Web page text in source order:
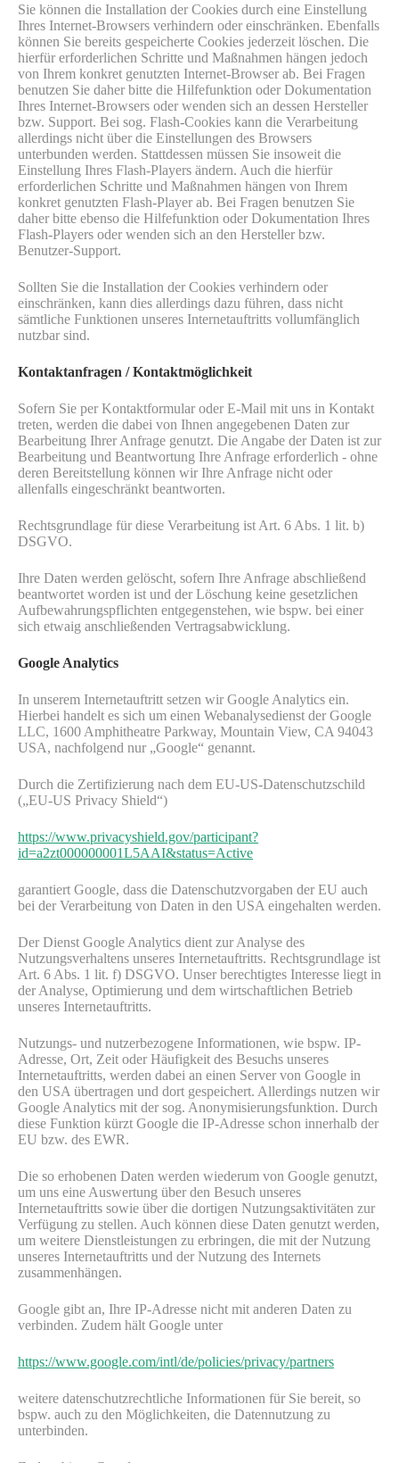
Sie können die Installation der Cookies durch eine Einstellung
Ihres Internet-Browsers verhindern oder einschränken. Ebenfalls
können Sie bereits gespeicherte Cookies jederzeit löschen. Die
hierfür erforderlichen Schritte und Maßnahmen hängen jedoch
von Ihrem konkret genutzten Internet-Browser ab. Bei Fragen
benutzen Sie daher bitte die Hilfefunktion oder Dokumentation
Ihres Internet-Browsers oder wenden sich an dessen Hersteller
bzw. Support. Bei sog. Flash-Cookies kann die Verarbeitung
allerdings nicht über die Einstellungen des Browsers
unterbunden werden. Stattdessen müssen Sie insoweit die
Einstellung Ihres Flash-Players ändern. Auch die hierfür
erforderlichen Schritte und Maßnahmen hängen von Ihrem
konkret genutzten Flash-Player ab. Bei Fragen benutzen Sie
daher bitte ebenso die Hilfefunktion oder Dokumentation Ihres
Flash-Players oder wenden sich an den Hersteller bzw.
Benutzer-Support.
Sollten Sie die Installation der Cookies verhindern oder
einschränken, kann dies allerdings dazu führen, dass nicht
sämtliche Funktionen unseres Internetauftritts vollumfänglich
nutzbar sind.
Kontaktanfragen / Kontaktmöglichkeit
Sofern Sie per Kontaktformular oder E-Mail mit uns in Kontakt
treten, werden die dabei von Ihnen angegebenen Daten zur
Bearbeitung Ihrer Anfrage genutzt. Die Angabe der Daten ist zur
Bearbeitung und Beantwortung Ihre Anfrage erforderlich - ohne
deren Bereitstellung können wir Ihre Anfrage nicht oder
allenfalls eingeschränkt beantworten.
Rechtsgrundlage für diese Verarbeitung ist Art. 6 Abs. 1 lit. b)
DSGVO.
Ihre Daten werden gelöscht, sofern Ihre Anfrage abschließend
beantwortet worden ist und der Löschung keine gesetzlichen
Aufbewahrungspflichten entgegenstehen, wie bspw. bei einer
sich etwaig anschließenden Vertragsabwicklung.
Google Analytics
In unserem Internetauftritt setzen wir Google Analytics ein.
Hierbei handelt es sich um einen Webanalysedienst der Google
LLC, 1600 Amphitheatre Parkway, Mountain View, CA 94043
USA, nachfolgend nur „Google“ genannt.
Durch die Zertifizierung nach dem EU-US-Datenschutzschild
(„EU-US Privacy Shield“)
https://www.privacyshield.gov/participant?
id=a2zt000000001L5AAI&status=Active
garantiert Google, dass die Datenschutzvorgaben der EU auch
bei der Verarbeitung von Daten in den USA eingehalten werden.
Der Dienst Google Analytics dient zur Analyse des
Nutzungsverhaltens unseres Internetauftritts. Rechtsgrundlage ist
Art. 6 Abs. 1 lit. f) DSGVO. Unser berechtigtes Interesse liegt in
der Analyse, Optimierung und dem wirtschaftlichen Betrieb
unseres Internetauftritts.
Nutzungs- und nutzerbezogene Informationen, wie bspw. IP-
Adresse, Ort, Zeit oder Häufigkeit des Besuchs unseres
Internetauftritts, werden dabei an einen Server von Google in
den USA übertragen und dort gespeichert. Allerdings nutzen wir
Google Analytics mit der sog. Anonymisierungsfunktion. Durch
diese Funktion kürzt Google die IP-Adresse schon innerhalb der
EU bzw. des EWR.
Die so erhobenen Daten werden wiederum von Google genutzt,
um uns eine Auswertung über den Besuch unseres
Internetauftritts sowie über die dortigen Nutzungsaktivitäten zur
Verfügung zu stellen. Auch können diese Daten genutzt werden,
um weitere Dienstleistungen zu erbringen, die mit der Nutzung
unseres Internetauftritts und der Nutzung des Internets
zusammenhängen.
Google gibt an, Ihre IP-Adresse nicht mit anderen Daten zu
verbinden. Zudem hält Google unter
https://www.google.com/intl/de/policies/privacy/partners
weitere datenschutzrechtliche Informationen für Sie bereit, so
bspw. auch zu den Möglichkeiten, die Datennutzung zu
unterbinden.